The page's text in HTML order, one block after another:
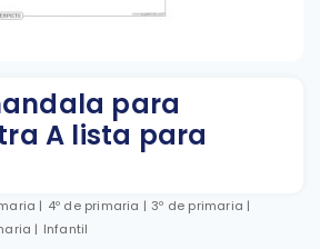
para
A lista para
| 4º de primaria | 3º de primaria |
| Infantil